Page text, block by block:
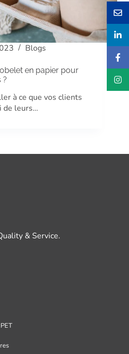
Blogs
en papier pour
?
à ce que vos clients
de leurs…
& Service.